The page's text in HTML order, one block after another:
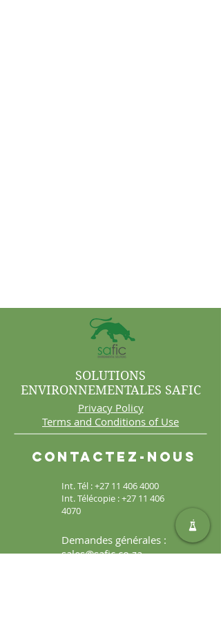
Int. Tél :+27 11 406 4000
Int. Télécopie :+27 11 406
4070
Contactez-nous
Demandes générales :
sales@safic.co.za
SOLUTIONS
ENVIRONNEMENTALES SAFIC
Privacy Policy
Terms and Conditions of Use